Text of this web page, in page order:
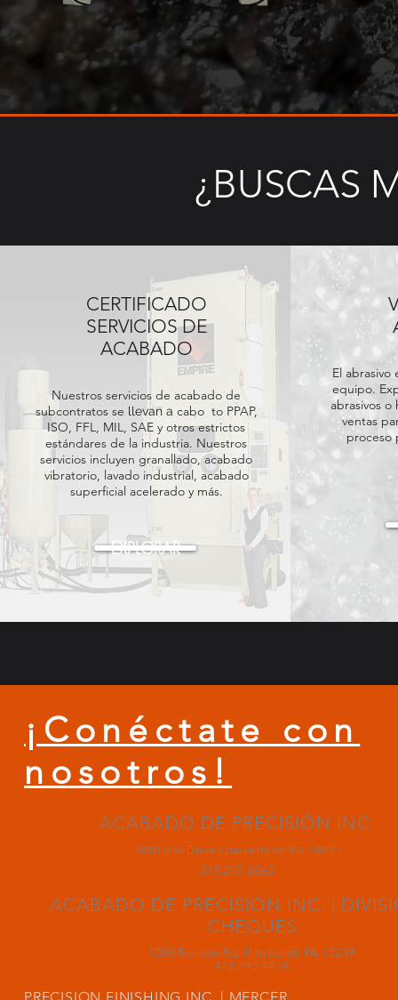
¿BUSCAS
CERTIFICADO
SERVICIOS DE
ACABADO
Nuestros servicios de acabado de
subcontratos se llevan a cabo to PPAP,
ISO, FFL, MIL, SAE y otros estrictos
estándares de la industria. Nuestros
servicios incluyen granallado, acabado
vibratorio, lavado industrial, acabado
superficial acelerado y más.
EXPLORAR
El
equipo.
abrasivos
ventas
proceso
¡Conéctate con
nosotros!
ACABADO DE PRECISIÓN INC.
1800 AM Drive Quakertown PA 18951
215.257.6862
ACABADO DE PRECISIÓN INC. |
CHEQUES
1280 Renton Rd, Pittsburgh PA 15239
412.795.4414